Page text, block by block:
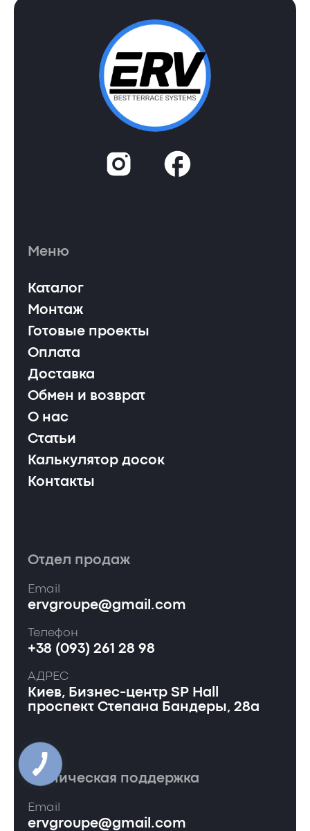
Меню
Каталог
Монтаж
Готовые проекты
Оплата
Доставка
Обмен и возврат
О нас
Статьи
Калькулятор досок
Контакты
Отдел продаж
Email
ervgroupe@gmail.com
Телефон
+38 (093) 261 28 98
АДРЕС
Киев, Бизнес-центр SP Hall
проспект Степана Бандеры, 28а
Техническая поддержка
Email
ervgroupe@gmail.com